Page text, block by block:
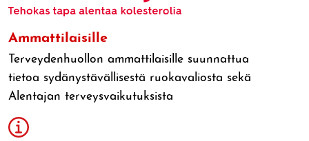
Ammattilaisille
Terveydenhuollon ammattilaisille suunnattua
tietoa sydänystävällisestä ruokavaliosta sekä
Alentajan terveysvaikutuksista